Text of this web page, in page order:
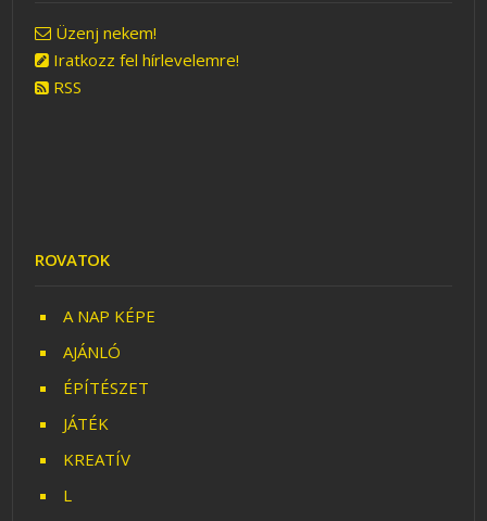
Üzenj nekem!
Iratkozz fel hírlevelemre!
RSS
ROVATOK
A NAP KÉPE
AJÁNLÓ
ÉPÍTÉSZET
JÁTÉK
KREATÍV
L